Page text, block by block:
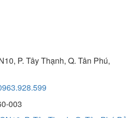
P. Tây Thạnh, Q. Tân Phú,
003